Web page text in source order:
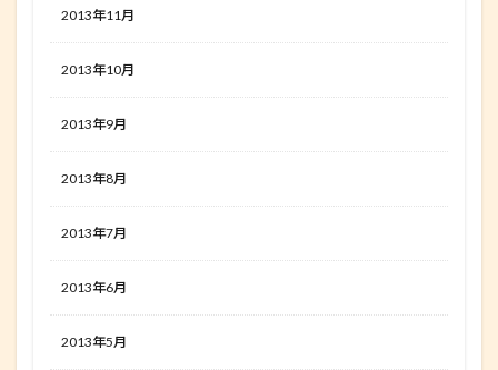
2013年11月
2013年10月
2013年9月
2013年8月
2013年7月
2013年6月
2013年5月